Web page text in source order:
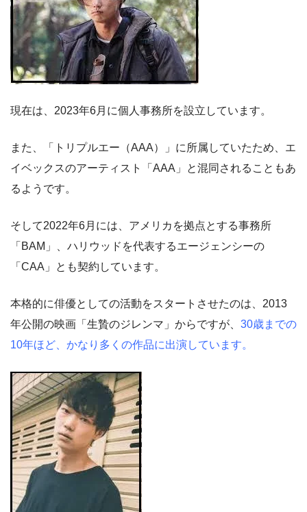
現在は、2023年6月に個人事務所を設立しています。
また、「トリプルエー（AAA）」に所属していたため、エ
イベックスのアーティスト「AAA」と混同されることもあ
るようです。
そして2022年6月には、アメリカを拠点とする事務所
「BAM」、ハリウッドを代表するエージェンシーの
「CAA」とも契約しています。
本格的に俳優としての活動をスタートさせたのは、2013
年公開の映画「生贄のジレンマ」からですが、 30歳までの
10年ほど、かなり多くの作品に出演しています。